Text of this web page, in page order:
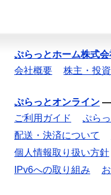
ぷらっとホーム株式会
会社概要
株主・投
ぷらっとオンライン —
ご利用ガイド
ぷら
配送・決済について
個人情報取り扱い方針
IPv6への取り組み